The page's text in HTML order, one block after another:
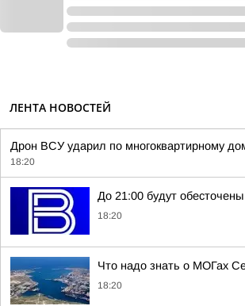
ЛЕНТА НОВОСТЕЙ
Дрон ВСУ ударил по многоквартирному
18:20
До 21:00 будут
18:20
Что надо знать о МОГах
18:20